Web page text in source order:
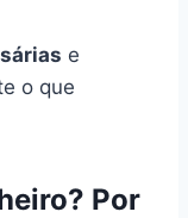
e
o que
Por